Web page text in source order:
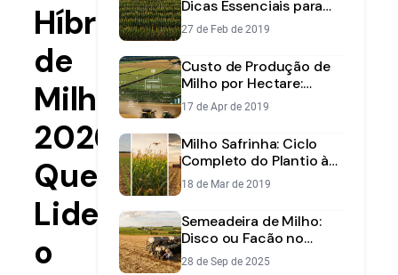
Híbridos
de
Milho
2026:
Quem
Lidera
o
Dicas Essenciais para
Aumentar sua
Produtividade
27 de Feb de 2019
Custo de Produção de
Milho por Hectare:
Como Calcular e Lucrar
Mais
17 de Apr de 2019
Milho Safrinha: Ciclo
Completo do Plantio à
Colheita | Aegro
18 de Mar de 2019
Semeadeira de Milho:
Disco ou Facão no
Plantio Direto [2025]
28 de Sep de 2025